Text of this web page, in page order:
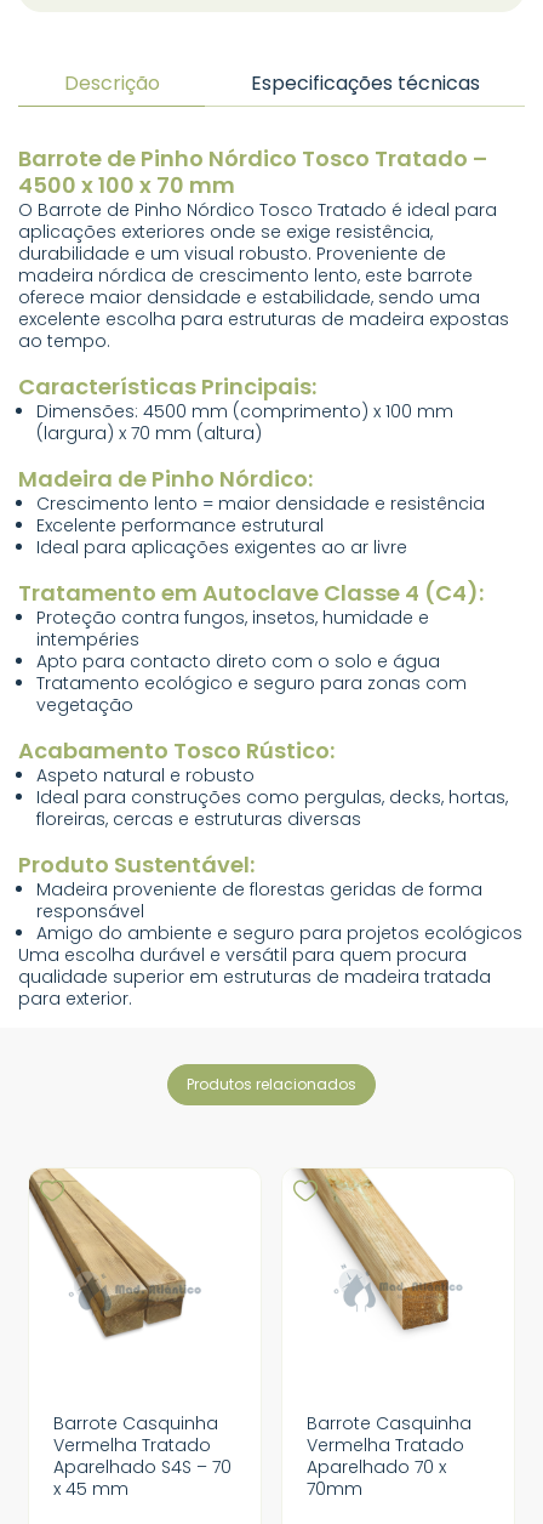
Descrição Especificações técnicas
Barrote de Pinho Nórdico Tosco Tratado –
4500 x 100 x 70 mm
O Barrote de Pinho Nórdico Tosco Tratado é ideal para
aplicações exteriores onde se exige resistência,
durabilidade e um visual robusto. Proveniente de
madeira nórdica de crescimento lento, este barrote
oferece maior densidade e estabilidade, sendo uma
excelente escolha para estruturas de madeira expostas
ao tempo.
Características Principais:
Dimensões: 4500 mm (comprimento) x 100 mm
(largura) x 70 mm (altura)
Madeira de Pinho Nórdico:
Crescimento lento = maior densidade e resistência
Excelente performance estrutural
Ideal para aplicações exigentes ao ar livre
Tratamento em Autoclave Classe 4 (C4):
Proteção contra fungos, insetos, humidade e
intempéries
Apto para contacto direto com o solo e água
Tratamento ecológico e seguro para zonas com
vegetação
Acabamento Tosco Rústico:
Aspeto natural e robusto
Ideal para construções como pergulas, decks, hortas,
floreiras, cercas e estruturas diversas
Produto Sustentável:
Madeira proveniente de florestas geridas de forma
responsável
Amigo do ambiente e seguro para projetos ecológicos
Uma escolha durável e versátil para quem procura
qualidade superior em estruturas de madeira tratada
para exterior.
produtos relacionados
Barrote Casquinha
Vermelha Tratado
Aparelhado S4S – 70
x 45 mm
Barrote Casquinha
Vermelha Tratado
Aparelhado 70 x
70mm